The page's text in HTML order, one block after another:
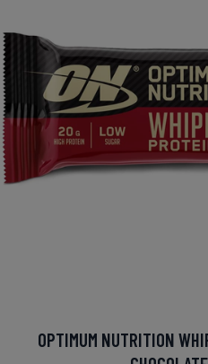
OPTIMUM NUTRITION